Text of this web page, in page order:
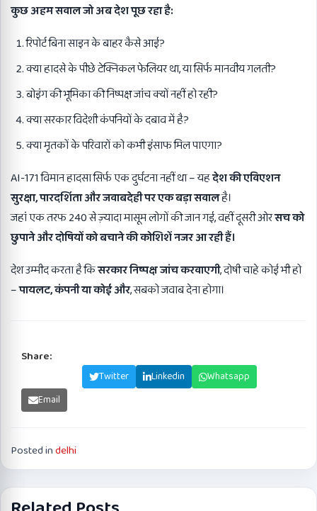
कुछ अहम सवाल जो अब देश पूछ रहा है:
रिपोर्ट बिना साइन के बाहर कैसे आई?
क्या हादसे के पीछे टेक्निकल फेलियर था, या सिर्फ मानवीय गलती?
बोइंग की भूमिका की निष्पक्ष जांच क्यों नहीं हो रही?
क्या सरकार विदेशी कंपनियों के दबाव में है?
क्या मृतकों के परिवारों को कभी इंसाफ मिल पाएगा?
AI-171 विमान हादसा सिर्फ एक दुर्घटना नहीं था – यहदेश की एविएशन
सुरक्षा,पारदर्शिता और जवाबदेही पर एक बड़ा सवालहै।
जहां एक तरफ 240 से ज़्यादा मासूम लोगों की जान गई, वहीं दूसरी ओरसच को
छुपाने और दोषियों को बचाने की कोशिशें नजर आ रही हैं।
देश उम्मीद करता है किसरकार निष्पक्ष जांच करवाएगी, दोषी चाहे कोई भी हो
–पायलट,कंपनी या कोई और, सबको जवाब देना होगा।
Share:
Twitter Linkedin
Whatsapp
Email
Posted indelhi